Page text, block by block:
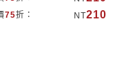
75折： NT210